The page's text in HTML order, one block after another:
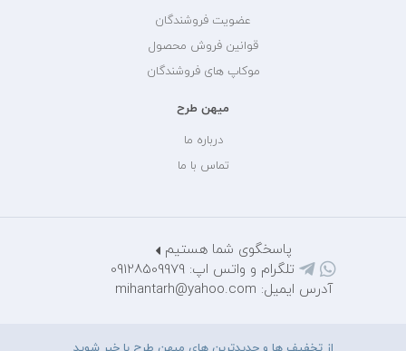
عضویت فروشندگان
قوانین فروش محصول
موکاپ های فروشندگان
میهن طرح
درباره ما
تماس با ما
پاسخگوی شما هستیم
تلگرام و واتس اپ: 09128509979
آدرس ایمیل: mihantarh@yahoo.com